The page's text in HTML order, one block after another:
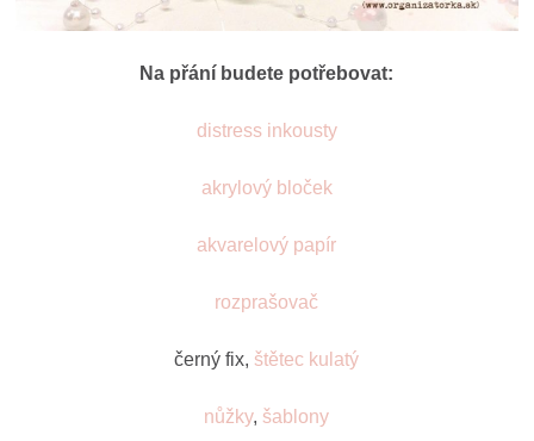
Na přání budete potřebovat:
distress inkousty
akrylový bloček
akvarelový papír
rozprašovač
černý fix, štětec kulatý
nůžky, šablony